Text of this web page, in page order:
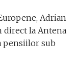
Adrian
direct la Antena
pensiilor sub